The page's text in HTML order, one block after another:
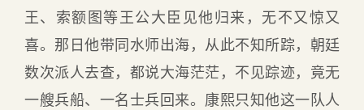
王、索额图等王公大臣见他归来，无不又惊又
喜。那日他带同水师出海，从此不知所踪，朝廷
数次派人去查，都说大海茫茫，不见踪迹，竟无
一艘兵船、一名士兵回来。康熙只知他这一队人